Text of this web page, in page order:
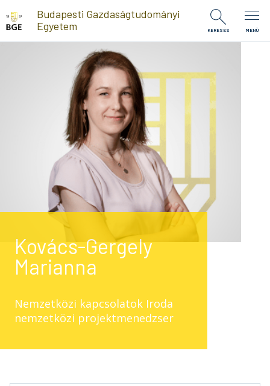
Ugrás a tartalomra
Budapesti Gazdaságtudományi
Egyetem
KERESÉS MENÜ
Kovács-Gergely
Marianna
Nemzetközi kapcsolatok Iroda
nemzetközi projektmenedzser